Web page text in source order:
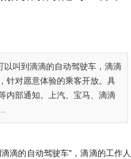
以叫到滴滴的自动驾驶车，滴滴
针对愿意体验的乘客开放。具
内部通知。上汽、宝马、滴滴
滴的自动驾驶车"，滴滴的工作人